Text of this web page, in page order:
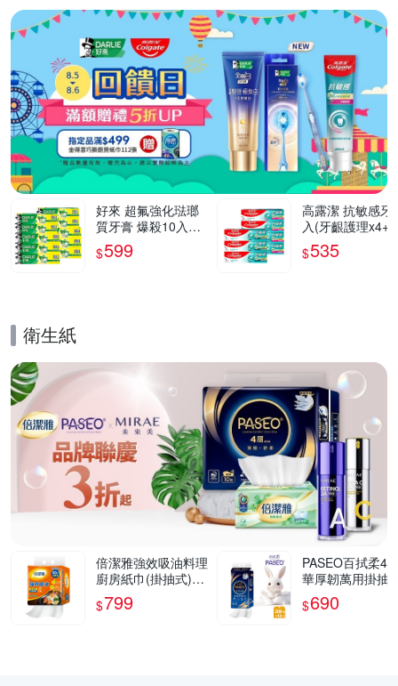
好來 超氟強化琺瑯
質牙膏 爆殺10入組
(200gX6入+175gX4
入)
$599
高露潔 抗敏感牙
入(牙齦護理x4+
琺瑯質x3)
$535
衛生紙
倍潔雅強效吸油料理
廚房紙巾(掛抽式)20
0抽12包/箱
$799
PASEO百拭柔4
華厚韌萬用掛抽
生紙300抽10袋/
$690